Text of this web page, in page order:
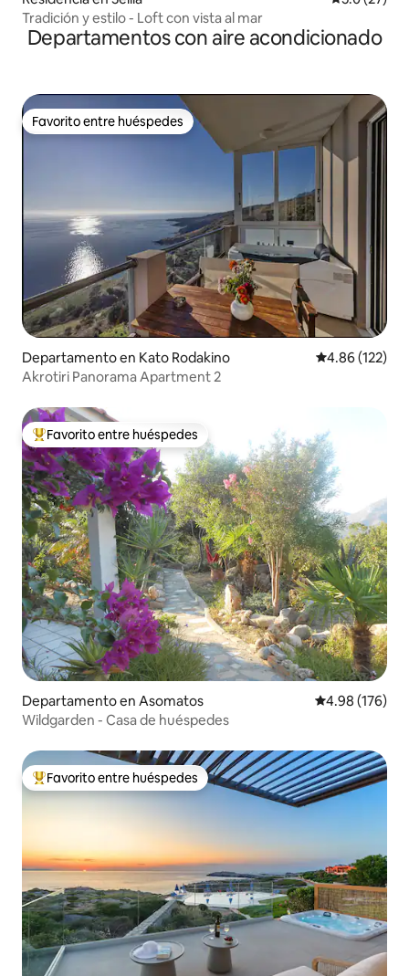
Tradición y estilo - Loft con vista al mar
Departamentos con aire acondicionado
Favorito entre huéspedes
Favorito entre huéspedes
Departamento en Kato Rodakino Calificación
4.86 (122)
Akrotiri Panorama Apartment 2
De los mejores en Favorito entre huéspedes
Favorito entre huéspedes
Departamento en Asomatos Calificación
4.98 (176)
Wildgarden - Casa de huéspedes
De los mejores en Favorito entre huéspedes
Favorito entre huéspedes